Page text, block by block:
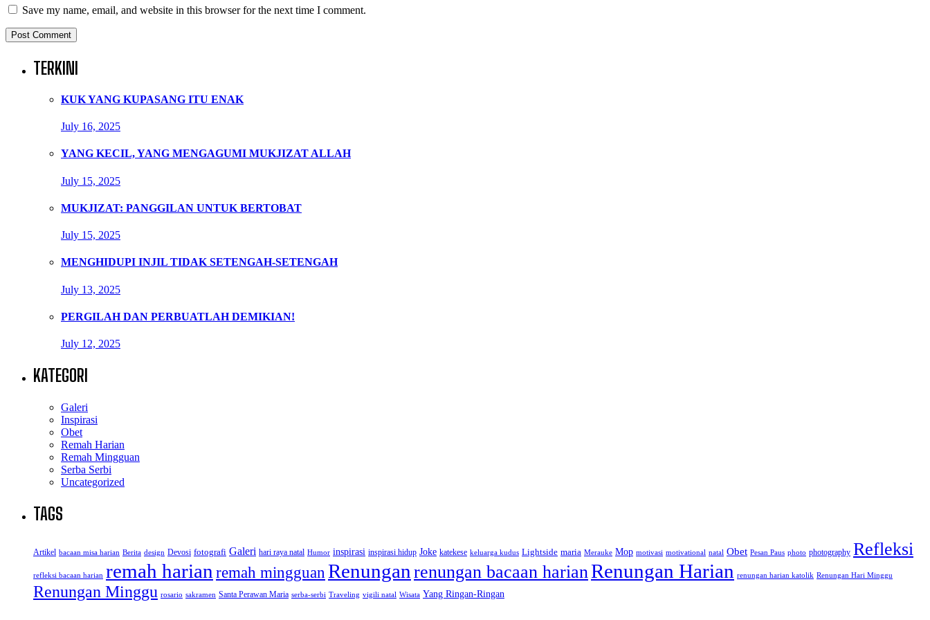
Save my name, email, and website in this browser for the next time I comment.
TERKINI
KUK YANG KUPASANG ITU ENAK
July 16, 2025
YANG KECIL, YANG MENGAGUMI MUKJIZAT ALLAH
July 15, 2025
MUKJIZAT: PANGGILAN UNTUK BERTOBAT
July 15, 2025
MENGHIDUPI INJIL TIDAK SETENGAH-SETENGAH
July 13, 2025
PERGILAH DAN PERBUATLAH DEMIKIAN!
July 12, 2025
KATEGORI
Galeri
Inspirasi
Obet
Remah Harian
Remah Mingguan
Serba Serbi
Uncategorized
TAGS
Artikel bacaan misa harian Berita design Devosi fotografi Galeri hari raya natal Humor inspirasi inspirasi hidup Joke katekese keluarga kudus Lightside maria Merauke Mop motivasi motivational natal Obet Pesan Paus photo photography Refleksi
refleksi bacaan harian remah harian remah mingguan Renungan renungan bacaan harianRenungan Harian renungan harian katolik Renungan Hari Minggu
Renungan Minggu rosario sakramen Santa Perawan Maria serba-serbi Traveling vigili natal Wisata Yang Ringan-Ringan